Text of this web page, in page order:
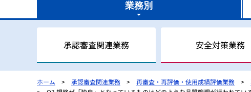
業務別
承認審査関連業務 安全対策業務
ホーム 承認審査関連業務 再審査・再評価・使用成績評価業務